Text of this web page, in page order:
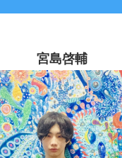
宮島啓輔